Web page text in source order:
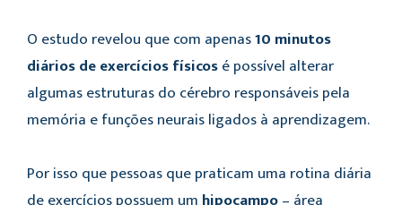
O estudo revelou que com apenas10 minutos
diários de exercícios físicosé possível alterar
algumas estruturas do cérebro responsáveis pela
memória e funções neurais ligados à aprendizagem.
Por isso que pessoas que praticam uma rotina diária